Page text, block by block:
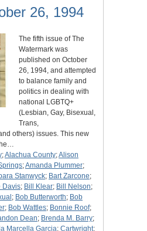
26, 1994
The fifth issue of The
Watermark was
published on October
26, 1994, and attempted
to balance family and
politics in dealing with
national LGBTQ+
(Lesbian, Gay, Bisexual,
Trans,
others) issues. This new
;Alachua County;Alison
;Amanda Plummer;
Stanwyck; Bart Zarcone;
Davis; Bill Klear; Bill Nelson;
; Bob Butterworth; Bob
; Bob Wattles; Bonnie Roof;
Dean; Brenda M. Barry;
Marcella Garcia; Cartwright;